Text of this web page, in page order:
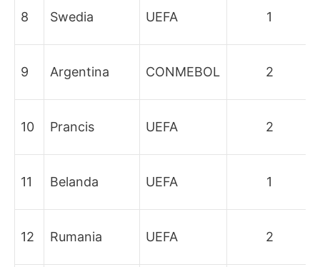
8 Swedia UEFA 1
9 Argentina CONMEBOL 2
10 Prancis UEFA 2
11 Belanda UEFA 1
12 Rumania UEFA 2